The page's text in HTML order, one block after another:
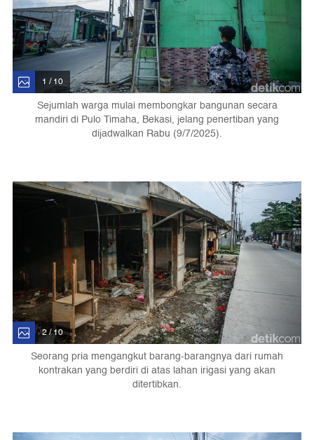
1 / 10
Sejumlah warga mulai membongkar bangunan secara
mandiri di Pulo Timaha, Bekasi, jelang penertiban yang
dijadwalkan Rabu (9/7/2025).
2 / 10
Seorang pria mengangkut barang-barangnya dari rumah
kontrakan yang berdiri di atas lahan irigasi yang akan
ditertibkan.